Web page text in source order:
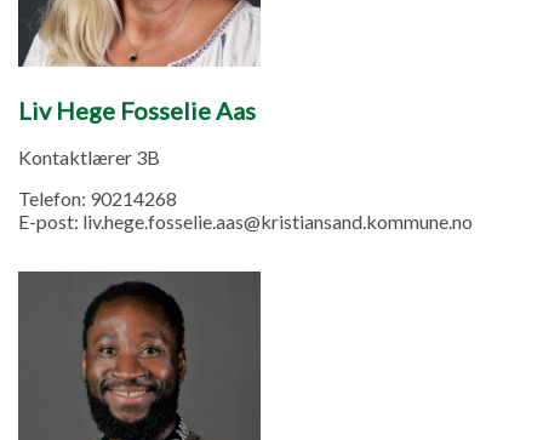
Liv Hege Fosselie Aas
Kontaktlærer 3B
Telefon: 90214268
E-post: liv.hege.fosselie.aas@kristiansand.kommune.no